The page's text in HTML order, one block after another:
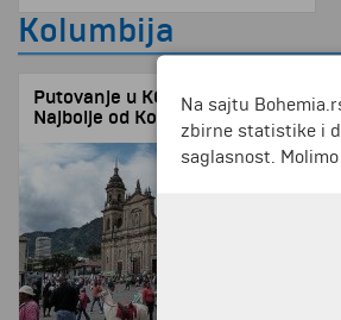
Kolumbija
Putovanje u KOLUMBIJU -
Najbolje od Kolumbije - sa
vodičem iz Srbije!
Na sajtu
zbirne statistike i
saglasnost.